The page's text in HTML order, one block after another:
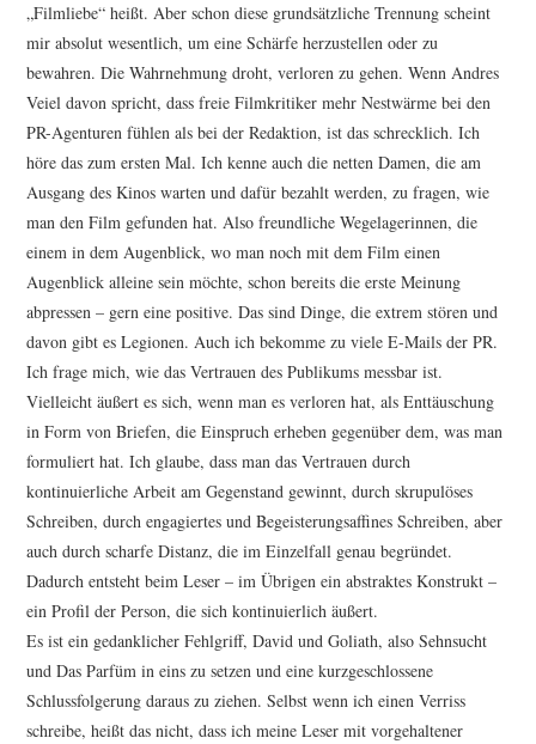
„Filmliebe“ heißt. Aber schon diese grundsätzliche Trennung scheint
mir absolut wesent­lich, um eine Schärfe herzustellen oder zu
bewahren. Die Wahrnehmung droht, verloren zu gehen. Wenn Andres
Veiel davon spricht, dass freie Filmkritiker mehr Nestwärme bei den
PR-Agenturen fühlen als bei der Redaktion, ist das schrecklich. Ich
höre das zum ersten Mal. Ich kenne auch die netten Damen, die am
Ausgang des Kinos warten und dafür bezahlt werden, zu fragen, wie
man den Film gefunden hat. Also freundliche Wegelagerinnen, die
einem in dem Augenblick, wo man noch mit dem Film einen
Augenblick alleine sein möchte, schon bereits die erste Meinung
abpressen – gern eine positive. Das sind Dinge, die extrem stören und
davon gibt es Legionen. Auch ich bekomme zu viele E-Mails der PR.
Ich frage mich, wie das Vertrauen des Publikums messbar ist.
Vielleicht äußert es sich, wenn man es verloren hat, als Enttäuschung
in Form von Briefen, die Einspruch erheben gegenüber dem, was man
formuliert hat. Ich glaube, dass man das Vertrauen durch
kontinuierliche Arbeit am Gegenstand gewinnt, durch skrupulöses
Schreiben, durch engagiertes und Begeisterungsaffines Schreiben, aber
auch durch scharfe Distanz, die im Einzelfall genau begründet.
Dadurch entsteht beim Leser – im Übrigen ein abstraktes Konstrukt –
ein Profil der Person, die sich kontinuierlich äußert.
Es ist ein gedanklicher Fehlgriff, David und Goliath, also Sehnsucht
und Das Parfüm in eins zu setzen und eine kurzgeschlossene
Schlussfolgerung daraus zu ziehen. Selbst wenn ich einen Verriss
schreibe, heißt das nicht, dass ich meine Leser mit vorgehaltener